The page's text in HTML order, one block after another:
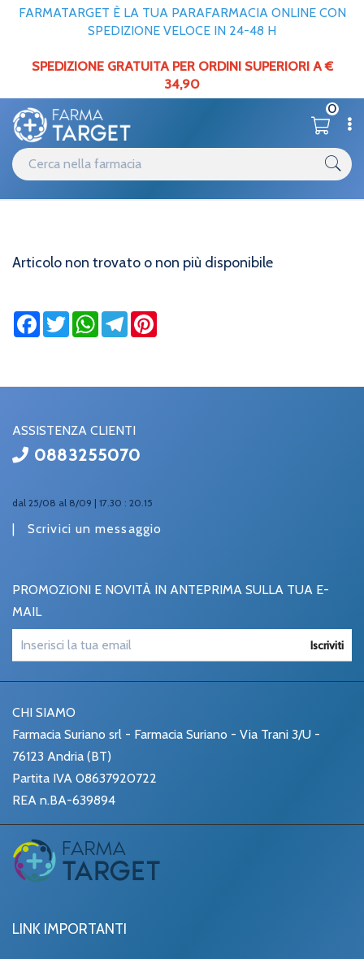
FARMATARGET È LA TUA PARAFARMACIA ONLINE CON
SPEDIZIONE VELOCE IN 24-48 H
SPEDIZIONE GRATUITA PER ORDINI SUPERIORI A €
34,90
0
Articolo non trovato o non più disponibile
Facebook
TwitterWhatsApp
Telegram
ASSISTENZA CLIENTI
0883255070
dal 25/08 al 8/09 | 17.30 : 20.15
| Scrivici un messaggio
PROMOZIONI E NOVITÀ IN ANTEPRIMA SULLA TUA E-
MAIL
Iscriviti
CHI SIAMO
Farmacia Suriano srl - Farmacia Suriano - Via Trani 3/U -
76123 Andria (BT)
Partita IVA 08637920722
REA n.BA-639894
LINK IMPORTANTI